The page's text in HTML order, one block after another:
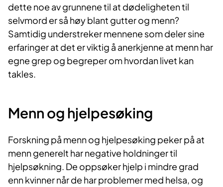
dette noe av grunnene til at dødeligheten til
selvmord er så høy blant gutter og menn?
Samtidig understreker mennene som deler sine
erfaringer at det er viktig å anerkjenne at menn har
egne grep og begreper om hvordan livet kan
takles.
Menn og hjelpesøking
Forskning på menn og hjelpesøking peker på at
menn generelt har negative holdninger til
hjelpsøkning. De oppsøker hjelp i mindre grad
enn kvinner når de har problemer med helsa, og